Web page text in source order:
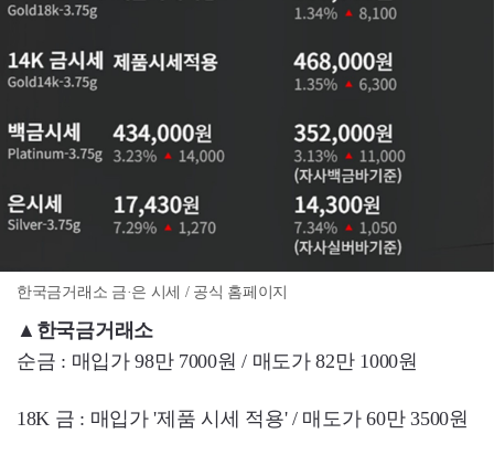
한국금거래소 금·은 시세 / 공식 홈페이지
▲ 한국금거래소
순금 : 매입가 98만 7000원 / 매도가 82만 1000원
18K 금 : 매입가 '제품 시세 적용' / 매도가 60만 3500원